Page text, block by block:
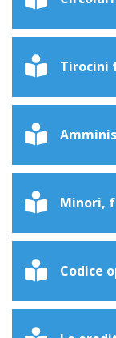
Tirocini
Minori,
Codice